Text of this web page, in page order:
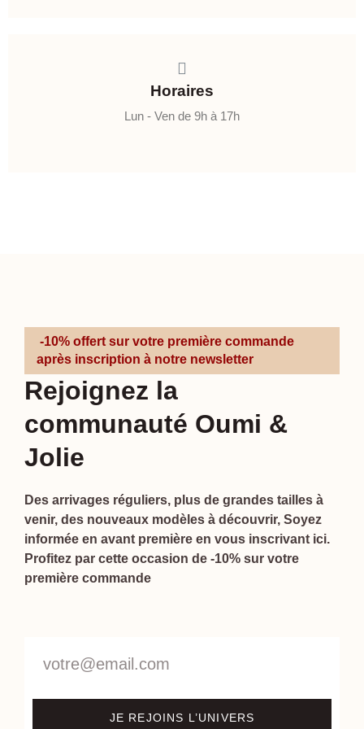
Horaires
Lun - Ven de 9h à 17h
-10% offert sur votre première commande
après inscription à notre newsletter
Rejoignez la
communauté Oumi &
Jolie
Des arrivages réguliers, plus de grandes tailles à
venir, des nouveaux modèles à découvrir, Soyez
informée en avant première en vous inscrivant ici.
Profitez par cette occasion de -10% sur votre
première commande
JE REJOINS L’UNIVERS